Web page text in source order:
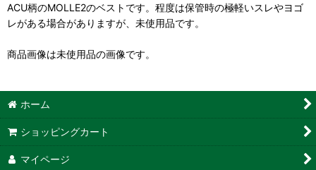
ACU柄のMOLLE2のベストです。程度は保管時の極軽いスレやヨゴ
レがある場合がありますが、未使用品です。
商品画像は未使用品の画像です。
ホーム
ショッピングカート
マイページ